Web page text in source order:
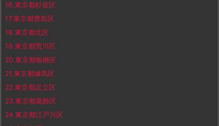
16.東京都杉並区
17.東京都豊島区
18.東京都北区
19.東京都荒川区
20.東京都板橋区
21.東京都練馬区
22.東京都足立区
23.東京都葛飾区
24.東京都江戸川区